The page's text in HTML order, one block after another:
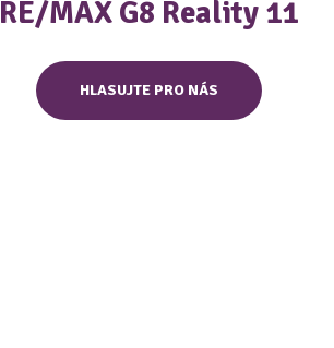
RE/MAX G8 Reality 11
HLASUJTE PRO NÁS